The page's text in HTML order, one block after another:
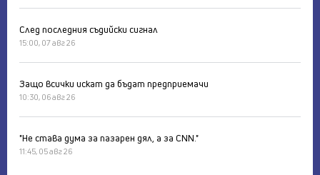
След последния съдийски сигнал
15:00, 07 авг 26
Защо всички искат да бъдат предприемачи
10:30, 06 авг 26
"Не става дума за пазарен дял, а за CNN."
11:45, 05 авг 26